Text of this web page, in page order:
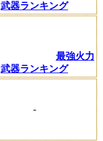
武器ランキング
最強火力
武器ランキング
-